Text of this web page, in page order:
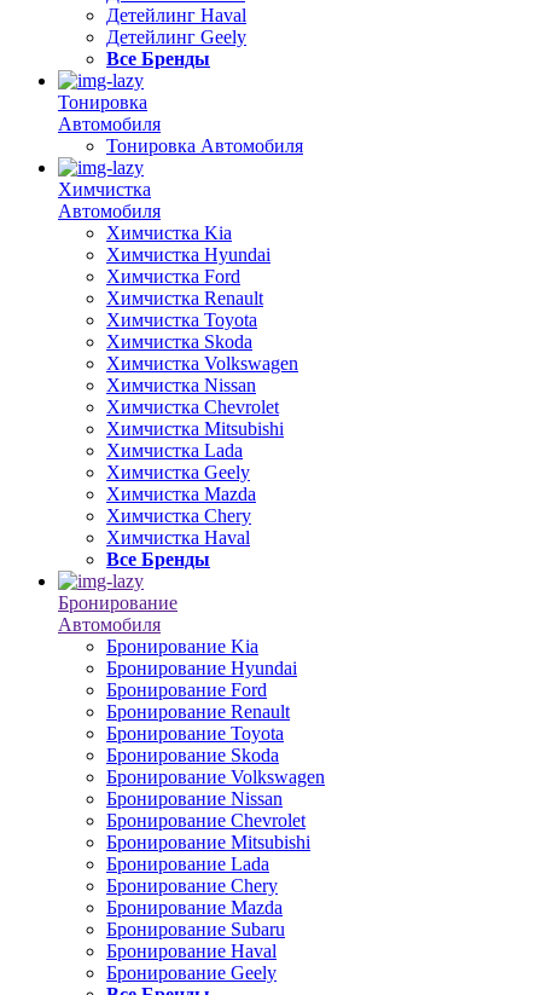
Детейлинг Haval
Детейлинг Geely
Все Бренды
Тонировка
Автомобиля
Тонировка Автомобиля
Химчистка
Автомобиля
Химчистка Kia
Химчистка Hyundai
Химчистка Ford
Химчистка Renault
Химчистка Toyota
Химчистка Skoda
Химчистка Volkswagen
Химчистка Nissan
Химчистка Chevrolet
Химчистка Mitsubishi
Химчистка Lada
Химчистка Geely
Химчистка Mazda
Химчистка Chery
Химчистка Haval
Все Бренды
Бронирование
Автомобиля
Бронирование Kia
Бронирование Hyundai
Бронирование Ford
Бронирование Renault
Бронирование Toyota
Бронирование Skoda
Бронирование Volkswagen
Бронирование Nissan
Бронирование Chevrolet
Бронирование Mitsubishi
Бронирование Lada
Бронирование Chery
Бронирование Mazda
Бронирование Subaru
Бронирование Haval
Бронирование Geely